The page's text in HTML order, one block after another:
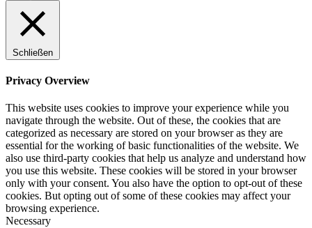
Schließen
Privacy Overview
This website uses cookies to improve your experience while you
navigate through the website. Out of these, the cookies that are
categorized as necessary are stored on your browser as they are
essential for the working of basic functionalities of the website. We
also use third-party cookies that help us analyze and understand how
you use this website. These cookies will be stored in your browser
only with your consent. You also have the option to opt-out of these
cookies. But opting out of some of these cookies may affect your
browsing experience.
Necessary